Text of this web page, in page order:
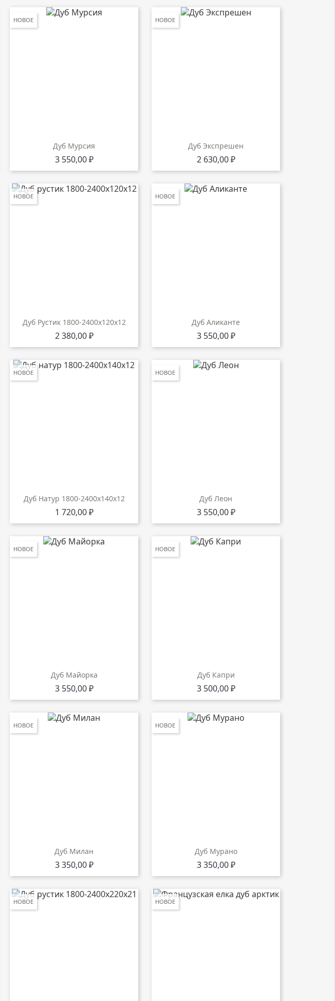
Дуб Мурсия
Цена
3 550,00 ₽
НОВОЕ
Дуб Экспрешен
Цена
2 630,00 ₽
НОВОЕ
Дуб Рустик 1800-2400х120х12
Цена
2 380,00 ₽
НОВОЕ
Дуб Аликанте
Цена
3 550,00 ₽
НОВОЕ
Дуб Натур 1800-2400х140х12
Цена
1 720,00 ₽
НОВОЕ
Дуб Леон
Цена
3 550,00 ₽
НОВОЕ
Дуб Майорка
Цена
3 550,00 ₽
НОВОЕ
Дуб Капри
Цена
3 500,00 ₽
НОВОЕ
Дуб Милан
Цена
3 350,00 ₽
НОВОЕ
Дуб Мурано
Цена
3 350,00 ₽
НОВОЕ
НОВОЕ НОВОЕ